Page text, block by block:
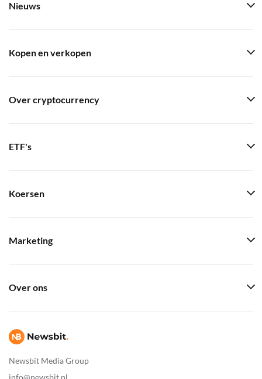
Newsbit Media Group
info@newsbit.nl
Nieuws
Kopen en verkopen
Over cryptocurrency
ETF's
Koersen
Marketing
Over ons